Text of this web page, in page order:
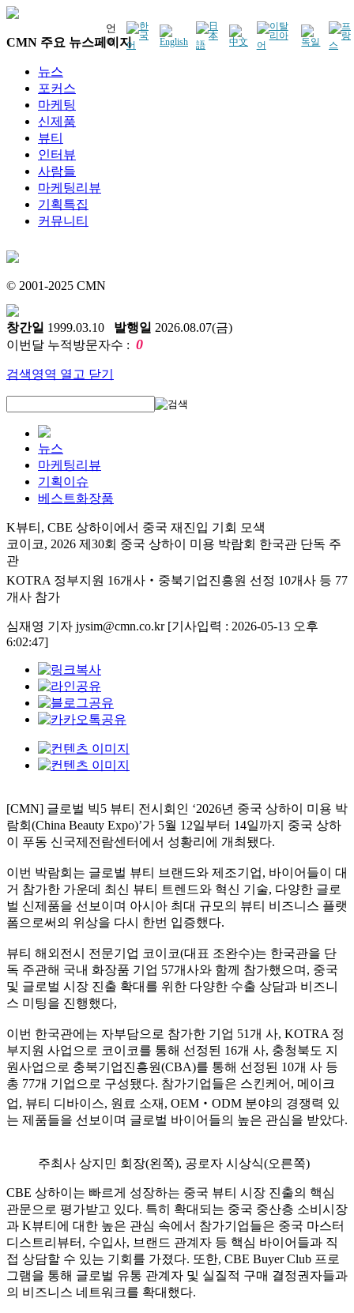
언
어
CMN 주요 뉴스페이지
뉴스
포커스
마케팅
신제품
뷰티
인터뷰
사람들
마케팅리뷰
기획특집
커뮤니티
© 2001-2025 CMN
창간일 1999.03.10 발행일 2026.08.07(금)
이번달 누적방문자수 : 0
검색영역 열고 닫기
뉴스
마케팅리뷰
기획이슈
베스트화장품
K뷰티, CBE 상하이에서 중국 재진입 기회 모색
코이코, 2026 제30회 중국 상하이 미용 박람회 한국관 단독 주
관
KOTRA 정부지원 16개사‧중북기업진흥원 선정 10개사 등 77
개사 참가
심재영 기자 jysim@cmn.co.kr [기사입력 : 2026-05-13 오후
6:02:47]
[CMN] 글로벌 빅5 뷰티 전시회인 ‘2026년 중국 상하이 미용 박
람회(China Beauty Expo)’가 5월 12일부터 14일까지 중국 상하
이 푸동 신국제전람센터에서 성황리에 개최됐다.
이번 박람회는 글로벌 뷰티 브랜드와 제조기업, 바이어들이 대
거 참가한 가운데 최신 뷰티 트렌드와 혁신 기술, 다양한 글로
벌 신제품을 선보이며 아시아 최대 규모의 뷰티 비즈니스 플랫
폼으로써의 위상을 다시 한번 입증했다.
뷰티 해외전시 전문기업 코이코(대표 조완수)는 한국관을 단
독 주관해 국내 화장품 기업 57개사와 함께 참가했으며, 중국
및 글로벌 시장 진출 확대를 위한 다양한 수출 상담과 비즈니
스 미팅을 진행했다,
이번 한국관에는 자부담으로 참가한 기업 51개 사, KOTRA 정
부지원 사업으로 코이코를 통해 선정된 16개 사, 충청북도 지
원사업으로 충북기업진흥원(CBA)를 통해 선정된 10개 사 등
총 77개 기업으로 구성됐다. 참가기업들은 스킨케어, 메이크
업, 뷰티 디바이스, 원료 소재, OEM‧ODM 분야의 경쟁력 있
는 제품들을 선보이며 글로벌 바이어들의 높은 관심을 받았다.
주최사 상지민 회장(왼쪽), 공로자 시상식(오른쪽)
CBE 상하이는 빠르게 성장하는 중국 뷰티 시장 진출의 핵심
관문으로 평가받고 있다. 특히 확대되는 중국 중산층 소비시장
과 K뷰티에 대한 높은 관심 속에서 참가기업들은 중국 마스터
디스트리뷰터, 수입사, 브랜드 관계자 등 핵심 바이어들과 직
접 상담할 수 있는 기회를 가졌다. 또한, CBE Buyer Club 프로
그램을 통해 글로벌 유통 관계자 및 실질적 구매 결정권자들과
의 비즈니스 네트워크를 확대했다.